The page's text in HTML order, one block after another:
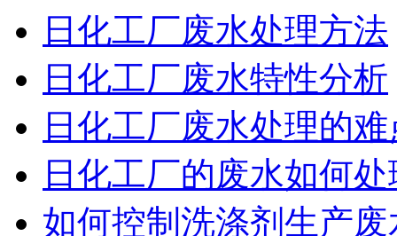
日化工厂废水处理方法
日化工厂废水特性分析
日化工厂废水处理的
日化工厂的废水如何
如何控制洗涤剂生产